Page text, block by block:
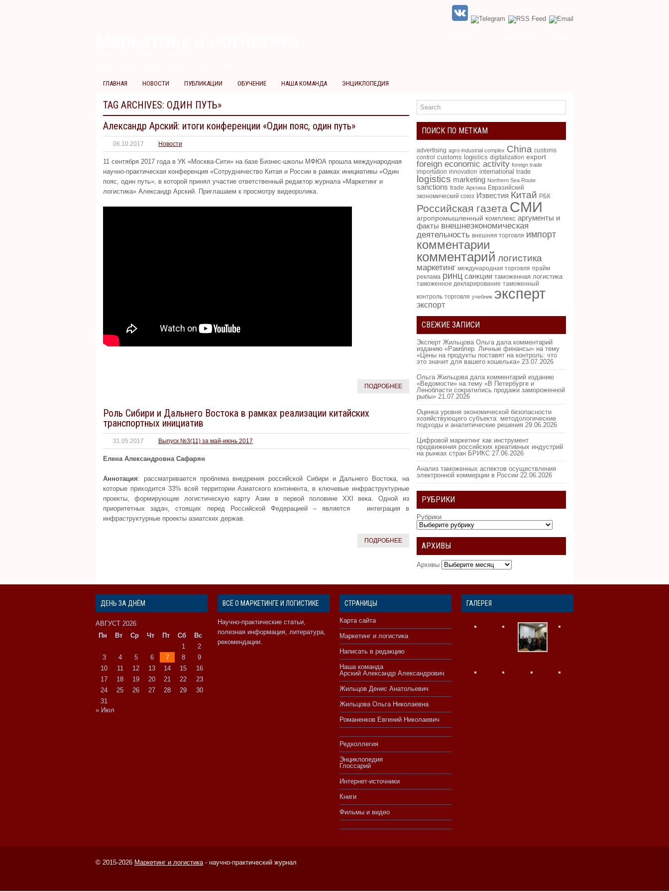
ГЛАВНАЯ НОВОСТИ ПУБЛИКАЦИИ ОБУЧЕНИЕ НАША КОМАНДА ЭНЦИКЛОПЕДИЯ
TAG ARCHIVES: ОДИН ПУТЬ»
Александр Арский: итоги конференции «Один пояс, один путь»
06.10.2017 Новости
11 сентября 2017 года в УК «Москва-Сити» на базе Бизнес-школы МФЮА прошла международная
научно-практическая конференция «Сотрудничество Китая и России в рамках инициативы «Один
пояс, один путь», в которой принял участие ответственный редактор журнала «Маркетинг и
логистика» Александр Арский. Приглашаем к просмотру видеоролика.
ПОДРОБНЕЕ
Роль Сибири и Дальнего Востока в рамках реализации китайских
транспортных инициатив
31.05.2017 Выпуск №3(11) за май-июнь 2017
Елена Александровна Сафарян
Аннотация: рассматривается проблема внедрения российской Сибири и Дальнего Востока, на
которые приходится 33% всей территории Азиатского континента, в ключевые инфраструктурные
проекты, формирующие логистическую карту Азии в первой половине XXI века. Одной из
приоритетных задач, стоящих перед Российской Федерацией – является интеграция в
инфраструктурные проекты азиатских держав.
ПОДРОБНЕЕ
ПОИСК ПО МЕТКАМ
advertising agro-industrial complex China customs
control customs logistics digitalization export
foreign economic activity foreign trade
importation innovation international trade
logistics marketing Northern Sea Route
sanctions trade Арктика Евразийский
экономический союз Известия Китай РБК
Российская газета СМИ
агропромышленный комплекс аргументы и
факты внешнеэкономическая
деятельность внешняя торговля импорт
комментарии
комментарий логистика
маркетинг международная торговля прайм
реклама ринц санкции таможенная логистика
таможенное декларирование таможенный
контроль торговля учебник эксперт
экспорт
СВЕЖИЕ ЗАПИСИ
Эксперт Жильцова Ольга дала комментарий
изданию «Рамблер. Личные финансы» на тему
«Цены на продукты поставят на контроль: что
это значит для вашего кошелька» 23.07.2026
Ольга Жильцова дала комментарий изданию
«Ведомости» на тему «В Петербурге и
Ленобласти сократились продажи замороженной
рыбы» 21.07.2026
Оценка уровня экономической безопасности
хозяйствующего субъекта: методологические
подходы и аналитические решения 29.06.2026
Цифровой маркетинг как инструмент
продвижения российских креативных индустрий
на рынках стран БРИКС 27.06.2026
Анализ таможенных аспектов осуществления
электронной коммерции в России 22.06.2026
РУБРИКИ
Рубрики
АРХИВЫ
Архивы
ДЕНЬ ЗА ДНЁМ
АВГУСТ 2026
Пн
Вт Ср Чт Пт Сб
Вс
1
2
3
4 5 6 7 8
9
10
11 12 13 14 15
16
17
18 19 20 21 22
23
24
25 26 27 28 29
30
31
« Июл
ВСЁ О МАРКЕТИНГЕ И ЛОГИСТИКЕ
Научно-практические статьи,
полезная информация, литература,
рекомендации.
СТРАНИЦЫ
Карта сайта
Маркетинг и логистика
Написать в редакцию
Наша команда
Арский Александр Александрович
Жильцов Денис Анатольевич
Жильцова Ольга Николаевна
Романенков Евгений Николаевич
Редколлегия
Энциклопедия
Глоссарий
Интернет-источники
Книги
Фильмы и видео
ГАЛЕРЕЯ
© 2015-2026 Маркетинг и логистика- научно-практический журнал